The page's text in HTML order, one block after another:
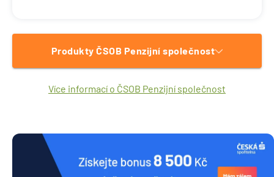
Produkty ČSOB Penzijní společnost
Více informací o ČSOB Penzijní společnost